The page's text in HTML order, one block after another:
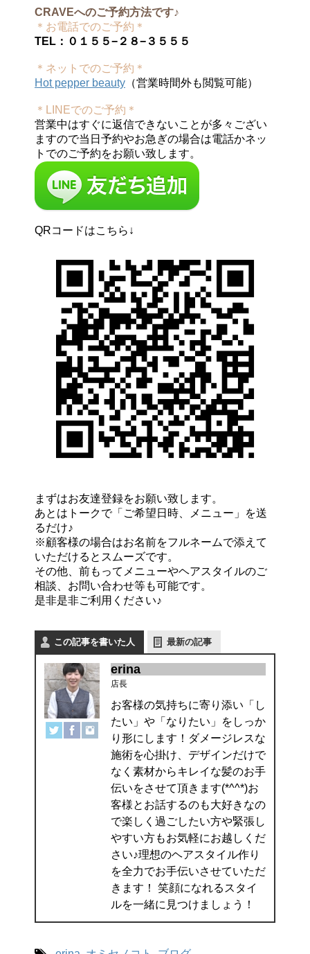
CRAVEへのご予約方法です♪
＊お電話でのご予約＊
TEL：０１５５−２８−３５５５
＊ネットでのご予約＊
Hot pepper beauty （営業時間外も閲覧可能）
＊LINEでのご予約＊
営業中はすぐに返信できないことが多々ござい
ますので当日予約やお急ぎの場合は電話かネッ
トでのご予約をお願い致します。
QRコードはこちら↓
まずはお友達登録をお願い致します。
あとはトークで「ご希望日時、メニュー」を送
るだけ♪
※顧客様の場合はお名前をフルネームで添えて
いただけるとスムーズです。
その他、前もってメニューやヘアスタイルのご
相談、お問い合わせ等も可能です。
是非是非ご利用ください♪
この記事を書いた人 最新の記事
erina
店長
お客様の気持ちに寄り添い「し
たい」や「なりたい」をしっか
り形にします！ダメージレスな
施術を心掛け、デザインだけで
なく素材からキレイな髪のお手
伝いをさせて頂きます(*^^*)お
客様とお話するのも大好きなの
で楽しく過ごしたい方や緊張し
やすい方もお気軽にお越しくだ
さい♪理想のヘアスタイル作り
を全力でお手伝いさせていただ
きます！ 笑顔になれるスタイ
ルを一緒に見つけましょう！